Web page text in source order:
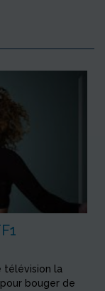
télévision la
bouger de